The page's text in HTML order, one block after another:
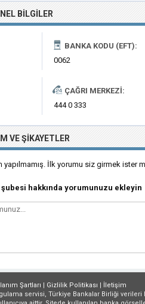
BILGILER
BANKA KODU (EFT):
0062
ÇAĞRI MERKEZI:
444 0 333
VE ŞIKAYETLER
İlk yorumu siz girmek ister
hakkında yorumunuzu ekleyin
Şartları | Gizlilik Politikası | İletişim
servisi, Türkiye Bankalar Birliği verileri